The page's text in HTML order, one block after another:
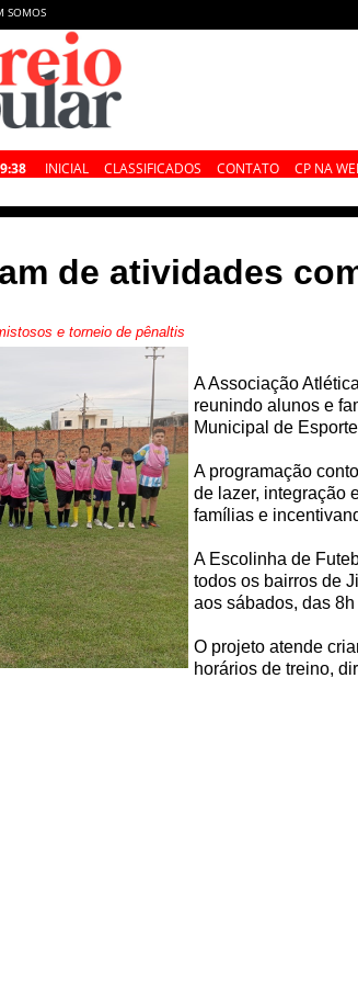
SOMOS
INICIAL CLASSIFICADOS CONTATO CP NA
de atividades
e torneio de pênaltis
A Associação
reunindo alunos e
Municipal de
A programação
de lazer, integração
famílias e
A Escolinha de
todos os bairros de
aos sábados, das
O projeto atende
horários de treino,